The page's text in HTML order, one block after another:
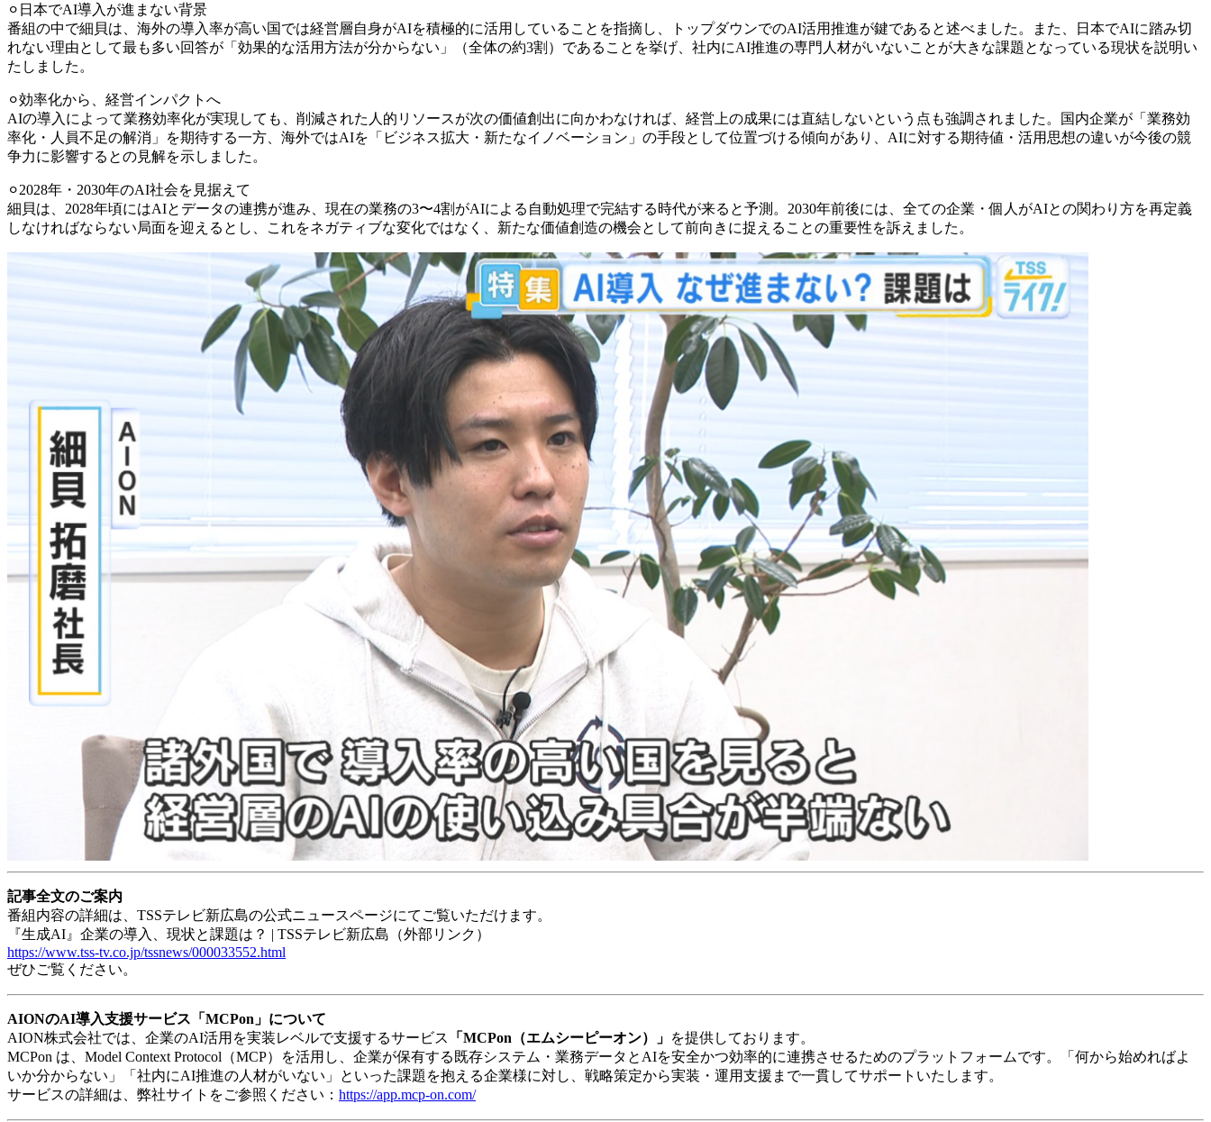
⚪︎日本でAI導入が進まない背景
番組の中で細貝は、海外の導入率が高い国では経営層自身がAIを積極的に活用していることを指摘し、トップダウンでのAI活用推進が鍵であると述べました。また、日本でAIに踏み切
れない理由として最も多い回答が「効果的な活用方法が分からない」（全体の約3割）であることを挙げ、社内にAI推進の専門人材がいないことが大きな課題となっている現状を説明い
たしました。
⚪︎効率化から、経営インパクトへ
AIの導入によって業務効率化が実現しても、削減された人的リソースが次の価値創出に向かわなければ、経営上の成果には直結しないという点も強調されました。国内企業が「業務効
率化・人員不足の解消」を期待する一方、海外ではAIを「ビジネス拡大・新たなイノベーション」の手段として位置づける傾向があり、AIに対する期待値・活用思想の違いが今後の競
争力に影響するとの見解を示しました。
⚪︎2028年・2030年のAI社会を見据えて
細貝は、2028年頃にはAIとデータの連携が進み、現在の業務の3〜4割がAIによる自動処理で完結する時代が来ると予測。2030年前後には、全ての企業・個人がAIとの関わり方を再定義
しなければならない局面を迎えるとし、これをネガティブな変化ではなく、新たな価値創造の機会として前向きに捉えることの重要性を訴えました。
記事全文のご案内
番組内容の詳細は、TSSテレビ新広島の公式ニュースページにてご覧いただけます。
『生成AI』企業の導入、現状と課題は？ | TSSテレビ新広島（外部リンク）
https://www.tss-tv.co.jp/tssnews/000033552.html
ぜひご覧ください。
AIONのAI導入支援サービス「MCPon」について
AION株式会社では、企業のAI活用を実装レベルで支援するサービス
「MCPon（エムシーピーオン）」 を提供しております。
MCPon は、Model Context Protocol（MCP）を活用し、企業が保有する既存システム・業務データとAIを安全かつ効率的に連携させるためのプラットフォームです。「何から始めればよ
いか分からない」「社内にAI推進の人材がいない」といった課題を抱える企業様に対し、戦略策定から実装・運用支援まで一貫してサポートいたします。
サービスの詳細は、弊社サイトをご参照ください： https://app.mcp-on.com/